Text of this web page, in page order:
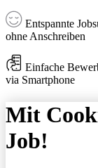
Entspannte
ohne Anschreiben
Einfache
via Smartphone
Mit
Job!